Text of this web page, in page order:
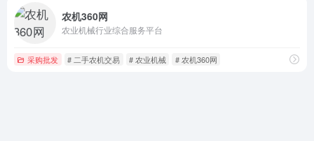
农机360网
农业机械行业综合服务平台
采购批发 # 二手农机交易 # 农业机械 # 农机360网